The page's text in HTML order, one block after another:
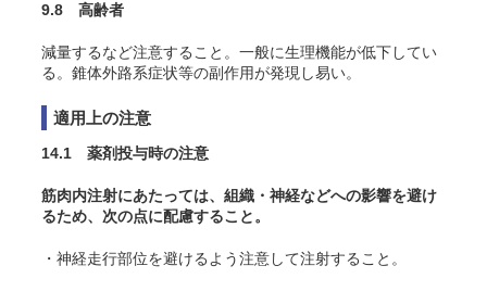
9.8 高齢者
減量するなど注意すること。一般に生理機能が低下してい
る。錐体外路系症状等の副作用が発現し易い。
適用上の注意
14.1 薬剤投与時の注意
筋肉内注射にあたっては、組織・神経などへの影響を避け
るため、次の点に配慮すること。
・神経走行部位を避けるよう注意して注射すること。